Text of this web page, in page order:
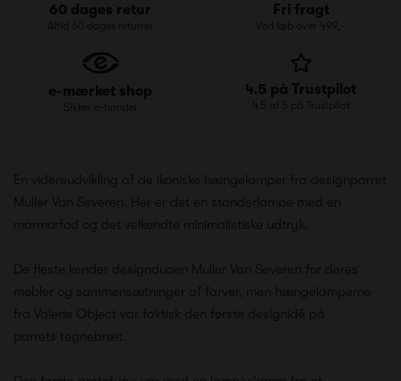
60 dages retur
Altid 60 dages returret
Fri fragt
Ved køb over 499,-
e-mærket shop
Sikker e-handel
4.5 på Trustpilot
4.5 af 5 på Trustpilot
En videreudvikling af de ikoniske hængelamper fra designparret
Muller Van Severen. Her er det en standerlampe med en
marmorfod og det velkendte minimalistiske udtryk.
De fleste kender designduoen Muller Van Severen for deres
møbler og sammensætninger af farver, men hængelamperne
fra Valerie Object var faktisk den første designidé på
parrets tegnebræt.